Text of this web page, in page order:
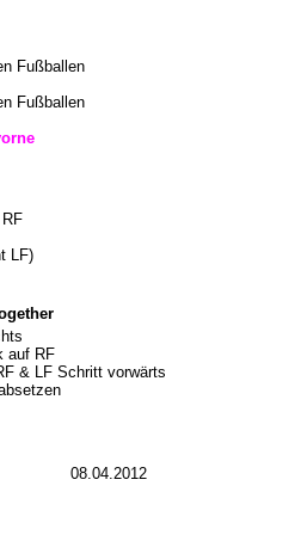
Fußballen
Fußballen
LF)
auf RF
& LF Schritt vorwärts
08.04.2012